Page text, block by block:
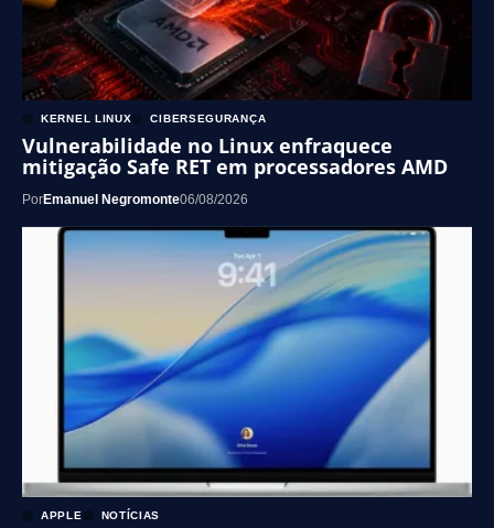
KERNEL LINUX CIBERSEGURANÇA
Vulnerabilidade no Linux enfraquece
mitigação Safe RET em processadores AMD
PorEmanuel Negromonte06/08/2026
APPLE NOTÍCIAS